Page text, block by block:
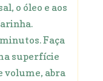
o óleo e aos
Faça
superfície
volume, abra